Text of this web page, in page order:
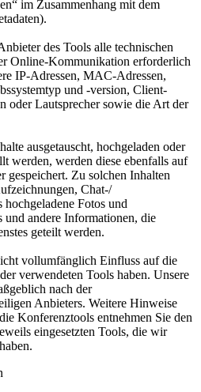
im Zusammenhang mit dem
des Tools alle technischen
Online-Kommunikation erforderlich
IP-Adressen, MAC-Adressen,
und -version, Client-
oder Lautsprecher sowie die Art der
ausgetauscht, hochgeladen oder
werden, werden diese ebenfalls auf
gespeichert. Zu solchen Inhalten
Chat-/
Fotos und
und andere Informationen, die
geteilt werden.
vollumfänglich Einfluss auf die
verwendeten Tools haben. Unsere
nach der
Anbieters. Weitere Hinweise
Konferenztools entnehmen Sie den
eingesetzten Tools, die wir